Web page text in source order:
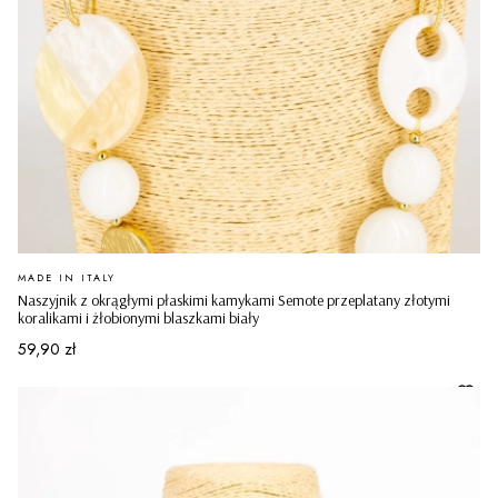
Naszyjnik z okrągłymi płaskimi kamykami Semote przeplatany złotymi
koralikami i żłobionymi blaszkami biały
PRODUCENT
MADE IN ITALY
Cena
59,90 zł